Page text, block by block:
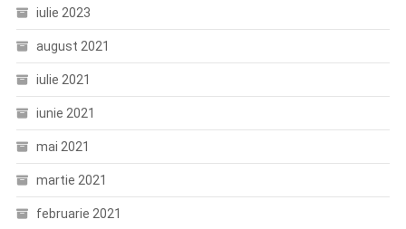
iulie 2023
august 2021
iulie 2021
iunie 2021
mai 2021
martie 2021
februarie 2021